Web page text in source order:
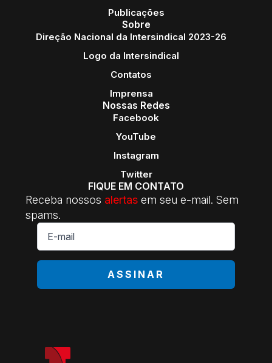
Publicações
Sobre
Direção Nacional da Intersindical 2023-26
Logo da Intersindical
Contatos
Imprensa
Nossas Redes
Facebook
YouTube
Instagram
Twitter
FIQUE EM CONTATO
Receba nossos alertas em seu e-mail. Sem
spams.
E-
mail
*
ASSINAR